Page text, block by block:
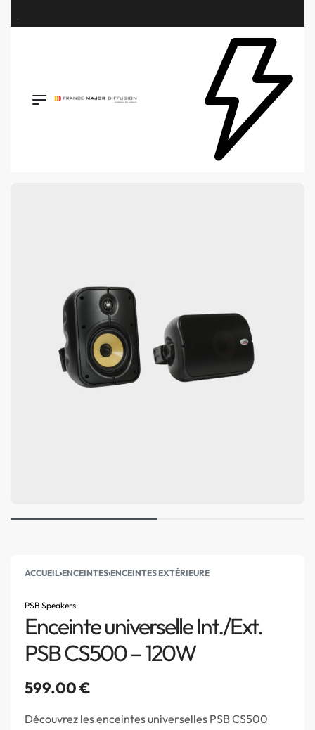
ACCUEIL›ENCEINTES›ENCEINTES EXTÉRIEURE
PSB Speakers
Enceinte universelle Int./Ext.
PSB CS500 – 120W
599.00€
Découvrez les enceintes universelles PSB CS500